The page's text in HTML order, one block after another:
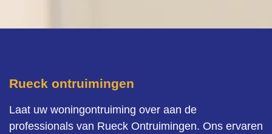
Rueck ontruimingen
Laat uw woningontruiming over aan de
professionals van Rueck Ontruimingen. Ons ervaren